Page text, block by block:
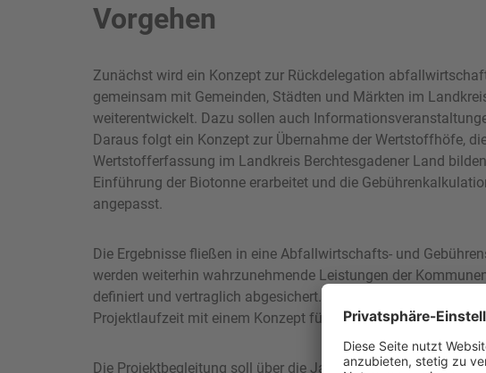
Vorgehen
Zunächst wird ein Konzept zur Rückdelegation
gemeinsam mit Gemeinden, Städten und Märkten im
weiterentwickelt. Dazu sollen auch
Daraus folgt ein Konzept zur Übernahme der Wertstoffhöfe,
Wertstofferfassung im Landkreis Berchtesgadener Land
Einführung der Biotonne erarbeitet und die
angepasst.
Die Ergebnisse fließen in eine Abfallwirtschafts- und
werden weiterhin wahrzunehmende Leistungen der
definiert und vertraglich abgesichert. Alle ausgearbeiteten
Projektlaufzeit mit einem Konzept für Öffentlichkeitsarbeit
Die Projektbegleitung soll über die Jahre 2017 und 2018 bis